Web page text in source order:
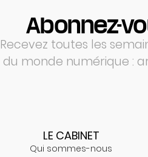
Abonnez-
Recevez toutes les
du monde numérique :
LE CABINET
Qui sommes-nous